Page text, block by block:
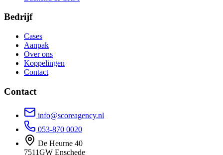
Bedrijf
Cases
Aanpak
Over ons
Koppelingen
Contact
Contact
info@scoreagency.nl
053-870 0020
De Heurne 40
7511GW Enschede